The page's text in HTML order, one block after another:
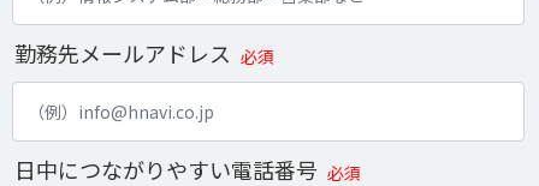
勤務先メールアドレス 必須
日中につながりやすい電話番号 必須